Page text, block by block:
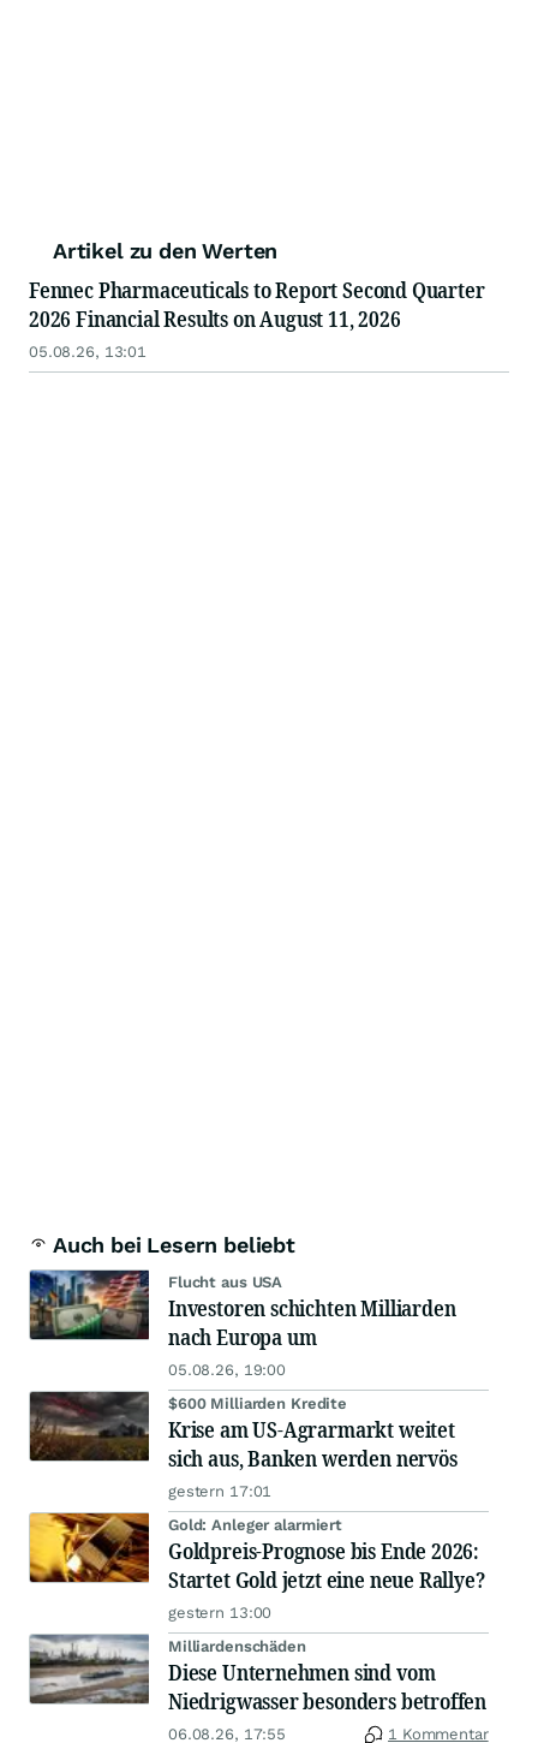
Artikel zu den Werten
Fennec Pharmaceuticals to Report Second Quarter
2026 Financial Results on August 11, 2026
05.08.26, 13:01
Auch bei Lesern beliebt
Flucht aus USA
Investoren schichten Milliarden
nach Europa um
05.08.26, 19:00
$600 Milliarden Kredite
Krise am US-Agrarmarkt weitet
sich aus, Banken werden nervös
gestern 17:01
Gold: Anleger alarmiert
Goldpreis-Prognose bis Ende 2026:
Startet Gold jetzt eine neue Rallye?
gestern 13:00
Milliardenschäden
Diese Unternehmen sind vom
Niedrigwasser besonders betroffen
06.08.26, 17:55 1 Kommentar